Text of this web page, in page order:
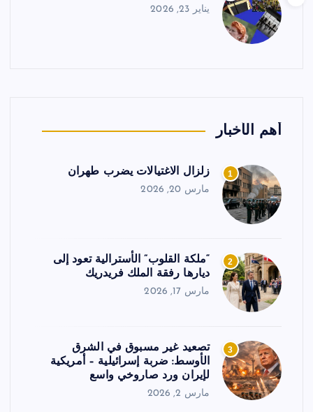
يناير 23, 2026
أهم الأخبار
1 زلزال الاغتيالات يضرب طهران
مارس 20, 2026
2
“ملكة القلوب” الأسترالية تعود إلى
ديارها رفقة الملك فريدريك
مارس 17, 2026
3
تصعيد غير مسبوق في الشرق
الأوسط: ضربة إسرائيلية – أمريكية
لإيران ورد صاروخي واسع
مارس 2, 2026